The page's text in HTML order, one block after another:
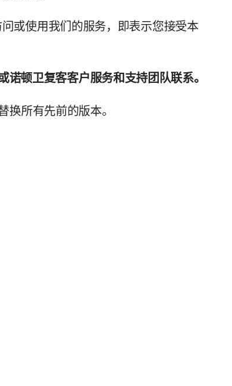
或使用我们的服务，即表示您接受本
顿卫复客客户服务和支持团队联系。
所有先前的版本。